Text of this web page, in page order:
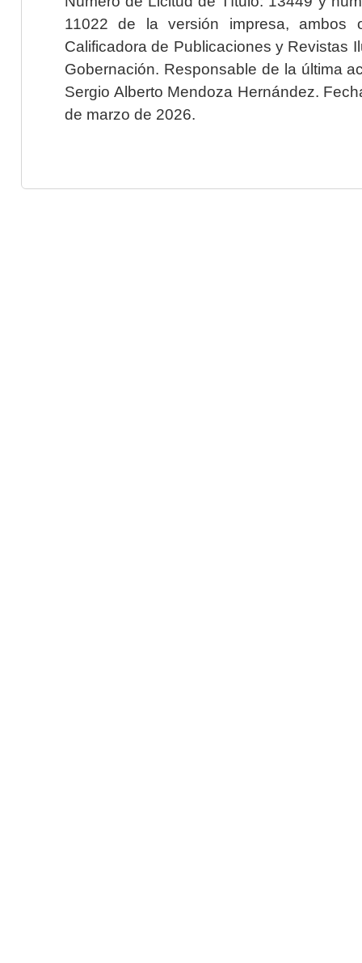
11022 de la versión impresa, ambos
Calificadora de Publicaciones y Revistas
Gobernación. Responsable de la última
Sergio Alberto Mendoza Hernández.
de marzo de 2026.